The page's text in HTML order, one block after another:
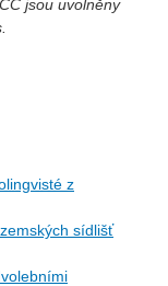
jsou uvolněny
z
sídlišť